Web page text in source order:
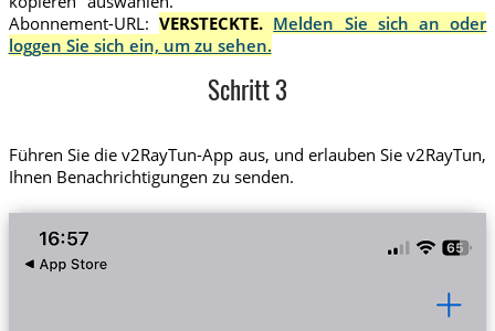
Abonnement-URL: VERSTECKTE. Melden Sie sich an oder
loggen Sie sich ein, um zu sehen.
Schritt 3
Führen Sie die v2RayTun-App aus, und erlauben Sie v2RayTun,
Ihnen Benachrichtigungen zu senden.